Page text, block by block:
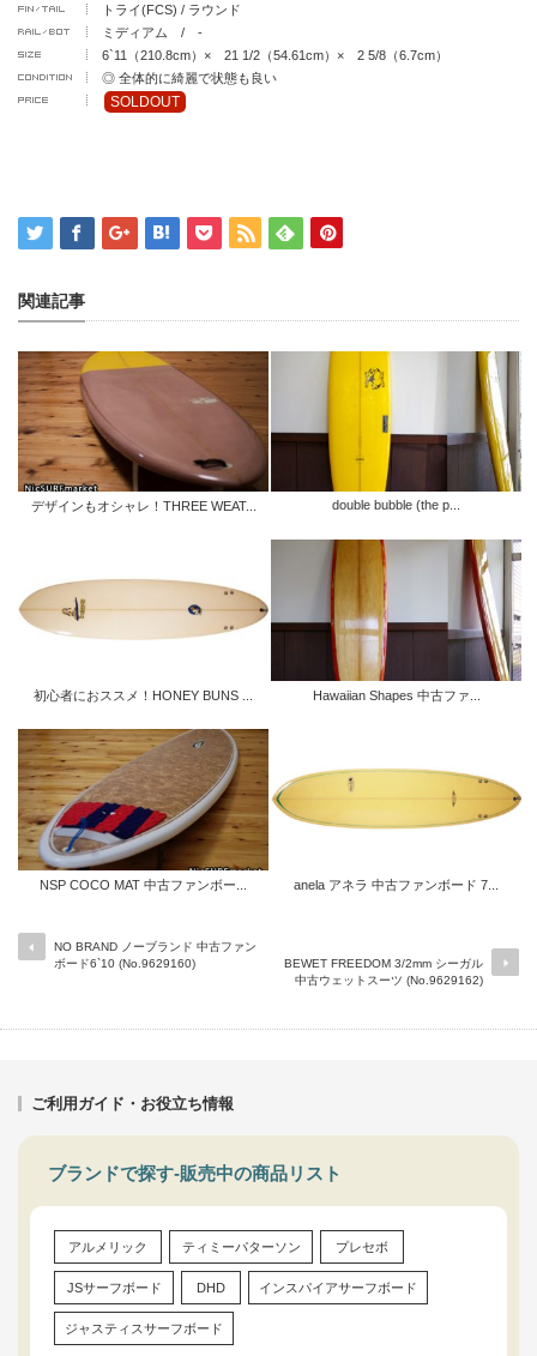
トライ(FCS) / ラウンド
ミディアム / -
6`11（210.8cm）× 21 1/2（54.61cm）× 2 5/8（6.7cm）
◎ 全体的に綺麗で状態も良い
SOLDOUT
関連記事
デザインもオシャレ！THREE WEAT... double bubble (the p...
初心者におススメ！HONEY BUNS ... Hawaiian Shapes 中古ファ...
NSP COCO MAT 中古ファンボー... anela アネラ 中古ファンボード 7...
NO BRAND ノーブランド 中古ファン
ボード6`10 (No.9629160)
BEWET FREEDOM 3/2mm シーガル
中古ウェットスーツ (No.9629162)
ご利用ガイド・お役立ち情報
ブランドで探す-販売中の商品リスト
アルメリック ティミーパターソン プレセボ
JSサーフボード DHD インスパイアサーフボード
ジャスティスサーフボード